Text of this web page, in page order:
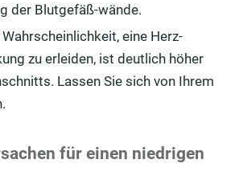
der Blutgefäß-wände.
eine Herz-
zu erleiden, ist deutlich höher
Lassen Sie sich von Ihrem
für einen niedrigen